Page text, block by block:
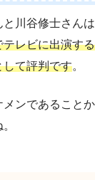
川谷修士さん
テレビに出演す
して評判です。
メンであること